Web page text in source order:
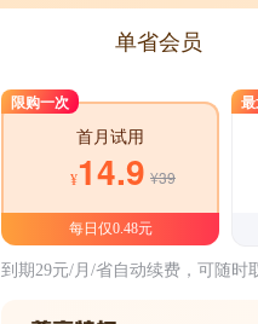
单省会员
限购一次
首月试用
¥14.9 ¥39
每日仅0.48元
到期29元/月/省自动续费，可随时